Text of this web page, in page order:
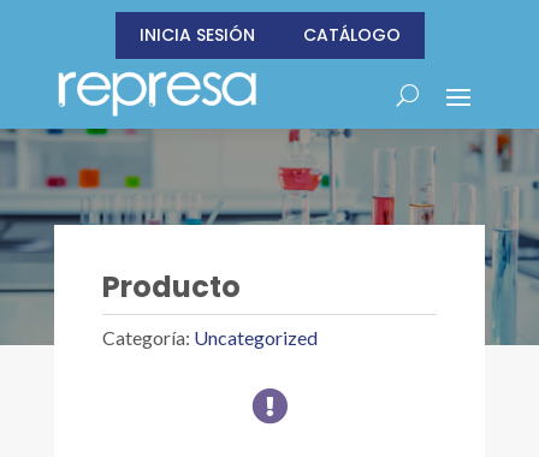
INICIA SESIÓN CATÁLOGO
Producto
Categoría: Uncategorized
